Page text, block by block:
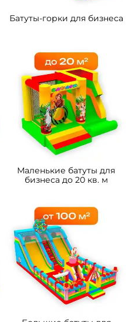
Батуты-горки для бизнеса
Маленькие батуты для
бизнеса до 20 кв. м